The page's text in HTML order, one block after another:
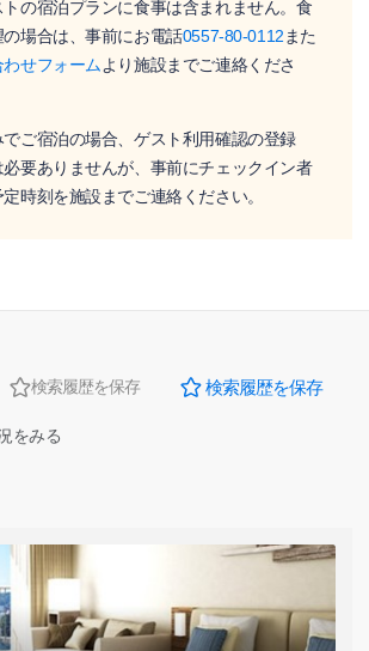
の宿泊プランに食事は含まれません。食
場合は、事前にお電話0557-80-0112 また
わせフォームより施設までご連絡くださ
ご宿泊の場合、ゲスト利用確認の登録
必要ありませんが、事前にチェックイン者
時刻を施設までご連絡ください。
検索履歴を保存 検索履歴を保存
をみる